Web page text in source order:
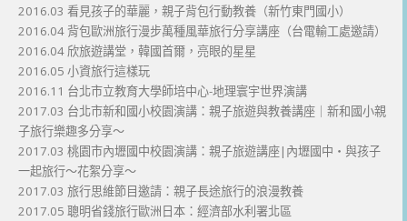
2016.03 看見孩子的華麗，親子背包行動教養（新竹東門國小）
2016.04 背包歐洲旅行漫步萬種風華旅行分享講座（台電輸工處邀請）
2016.04 欣旅遊講堂，韓國首爾，亮眼的星星
2016.05 小資旅行這樣玩
2016.11 台北市立教育大學師培中心-地理寰宇世界演講
2017.03 台北市新和國小校園演講：親子旅遊與教養講座｜新和國小親
子旅行樂趣多分享～
2017.03 桃園市內壢國中校園演講：親子旅遊講座|內壢國中・與孩子
一起旅行～花絮分享～
2017.03 旅行思維節目邀請：親子長途旅行的浪漫教養
2017.05 聰明省錢旅行歐洲日本：經濟部水利署北區